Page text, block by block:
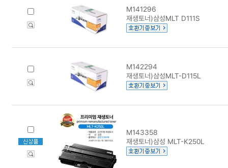
M141296
재생토너)삼성MLT D111S
M142294
재생토너)삼성MLT-D115L
M143358
재생토너)삼성 MLT-K250L